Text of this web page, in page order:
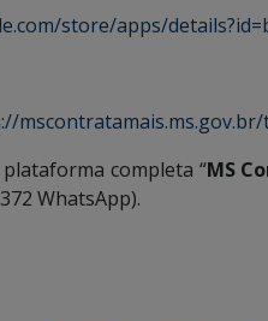
store/apps/
completa “MS
WhatsApp).